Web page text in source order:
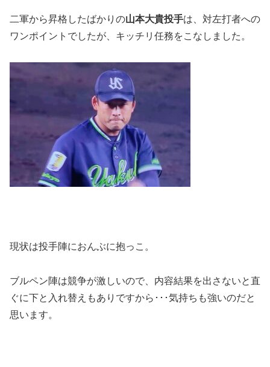
二軍から昇格したばかりの山本大貴投手は、対左打者への
ワンポイントでしたが、キッチリ任務をこなしました。
現状は投手陣におんぶに抱っこ。
ブルペン陣は競争が激しいので、内容結果を出さないと直
ぐに下と入れ替えもありですから･･･気持ちも強いのだと
思います。